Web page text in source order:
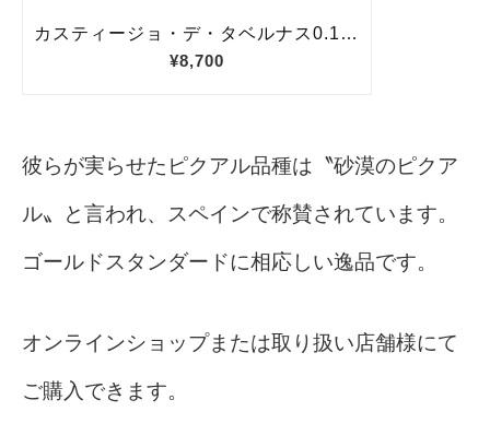
彼らが実らせたピクアル品種は〝砂漠のピクア
ル〟と言われ、スペインで称賛されています。
ゴールドスタンダードに相応しい逸品です。
オンラインショップまたは取り扱い店舗様にて
ご購入できます。